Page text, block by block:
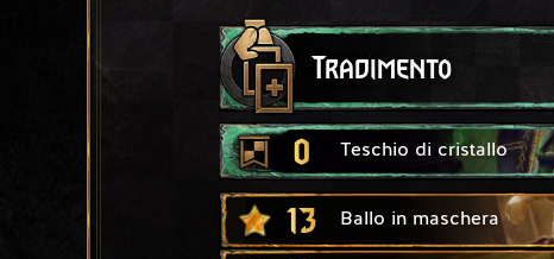
Tradimento
0 Teschio di cristallo
13 Ballo in maschera